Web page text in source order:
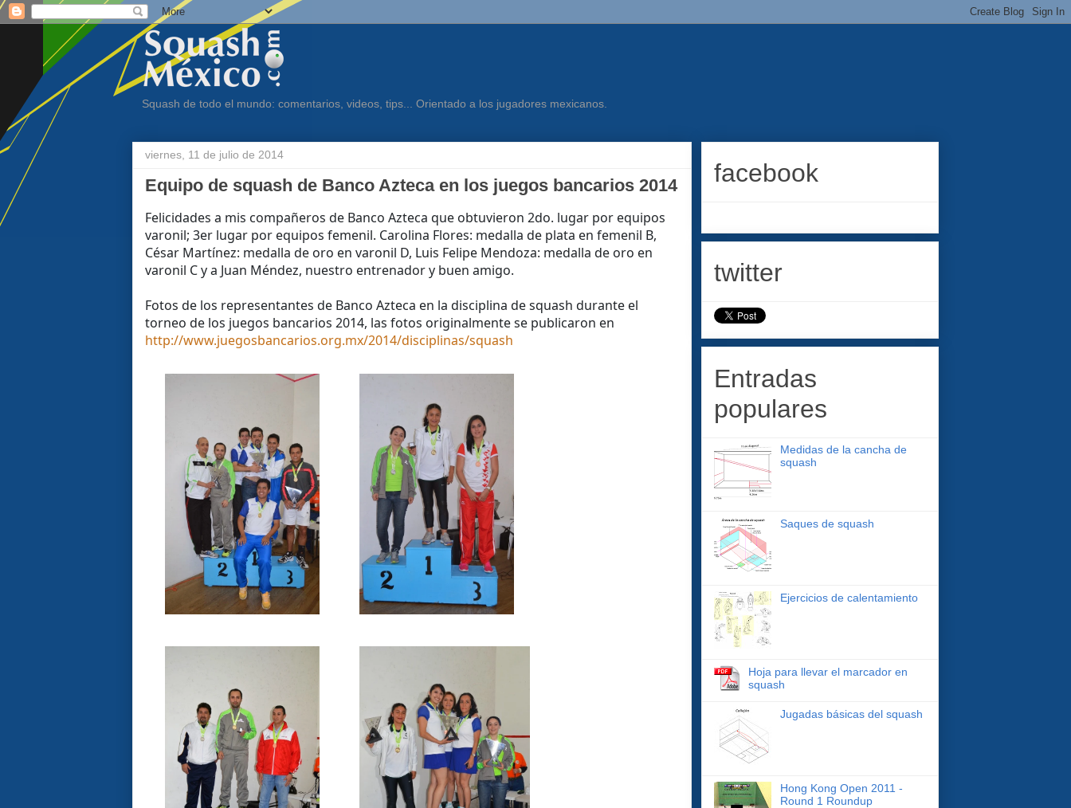
Squash de todo el mundo: comentarios, videos, tips... Orientado a los jugadores mexicanos.
viernes, 11 de julio de 2014
Equipo de squash de Banco Azteca en los juegos bancarios 2014
Felicidades a mis compañeros de Banco Azteca que obtuvieron 2do. lugar por equipos
varonil; 3er lugar por equipos femenil. Carolina Flores: medalla de plata en femenil B,
César Martínez: medalla de oro en varonil D, Luis Felipe Mendoza: medalla de oro en
varonil C y a Juan Méndez, nuestro entrenador y buen amigo.
Fotos de los representantes de Banco Azteca en la disciplina de squash durante el
torneo de los juegos bancarios 2014, las fotos originalmente se publicaron en
http://www.juegosbancarios.org.mx/2014/disciplinas/squash
facebook
twitter
Entradas
populares
Medidas de la cancha de
squash
Saques de squash
Ejercicios de calentamiento
Hoja para llevar el marcador en
squash
Jugadas básicas del squash
Hong Kong Open 2011 -
Round 1 Roundup